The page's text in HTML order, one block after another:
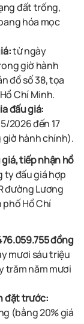
đất trống,
hóa mọc
từ ngày
giờ hành
đồ số 38, tọa
Chí Minh.
đấu giá:
/2026 đến 17
hành chính).
tiếp nhận hồ
ty đấu giá hợp
đường Lương
Hồ Chí
đồng
mươi sáu triệu
trăm năm mươi
đặt trước:
(bằng 20% giá